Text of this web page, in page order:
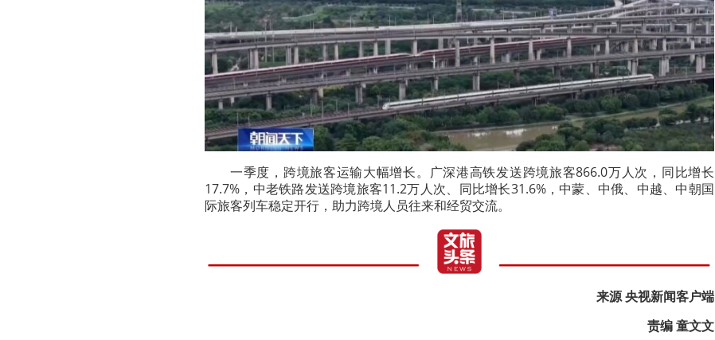
一季度，跨境旅客运输大幅增长。广深港高铁发送跨境旅客866.0万人次，同比增长
17.7%，中老铁路发送跨境旅客11.2万人次、同比增长31.6%，中蒙、中俄、中越、中朝国
际旅客列车稳定开行，助力跨境人员往来和经贸交流。
来源 央视新闻客户端
责编 童文文